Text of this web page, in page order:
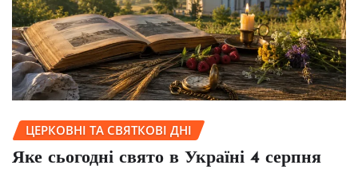
ЦЕРКОВНІ ТА СВЯТКОВІ ДНІ
Яке сьогодні свято в Україні 4 серпня